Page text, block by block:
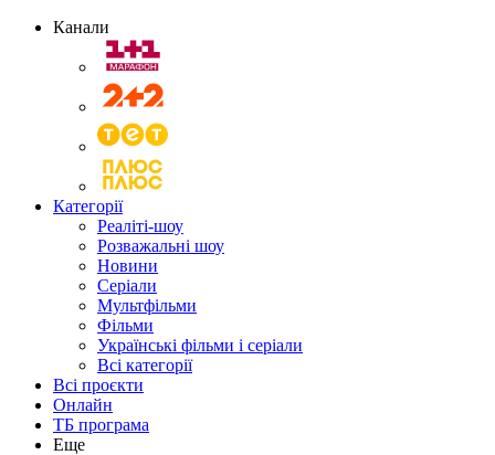
Канали
Категорії
Реаліті-шоу
Розважальні шоу
Новини
Серіали
Мультфільми
Фільми
Українські фільми і серіали
Всі категорії
Всі проєкти
Онлайн
ТБ програма
Еще